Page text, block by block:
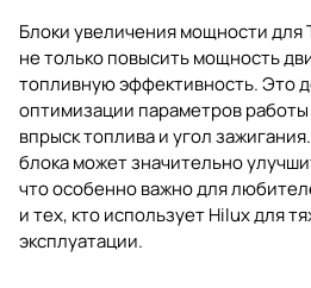
Блоки увеличения мощности
не только повысить мощность
топливную эффективность. Это
оптимизации параметров работы
впрыск топлива и угол
блока может значительно
что особенно важно для
и тех, кто использует Hilux для
эксплуатации.